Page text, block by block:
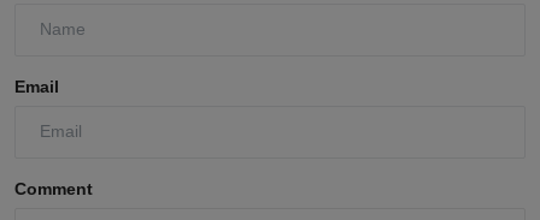
Email
Comment